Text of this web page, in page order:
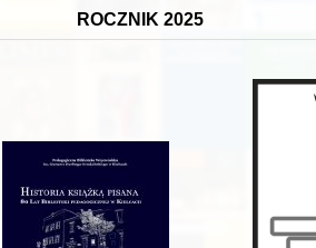
ROCZNIK 2025